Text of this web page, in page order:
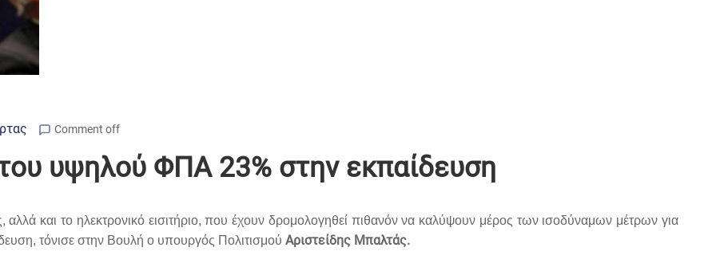
Comment off
υψηλού ΦΠΑ 23% στην εκπαίδευση
και το ηλεκτρονικό εισιτήριο, που έχουν δρομολογηθεί πιθανόν να καλύψουν μέρος των ισοδύναμων μέτρων για
τόνισε στην Βουλή ο υπουργός Πολιτισμού Αριστείδης Μπαλτάς.